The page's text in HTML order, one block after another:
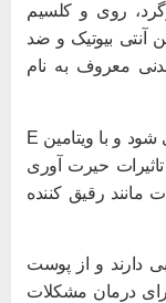
روی و کلسیم
بیوتیک و ضد
معروف به نام
سلنیوم به عنوان مقابله با سرطان شناخته می شود و با ویتامین E
حیرت آوری
رقیق کننده
و از پوست
درمان مشکلات